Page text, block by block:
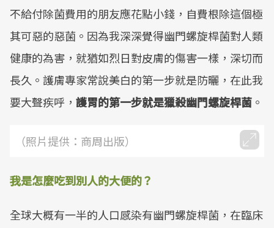
不給付除菌費用的朋友應花點小錢，自費根除這個極
其可惡的惡菌。因為我深深覺得幽門螺旋桿菌對人類
健康的為害，就猶如烈日對皮膚的傷害一樣，深切而
長久。護膚專家常說美白的第一步就是防曬，在此我
要大聲疾呼， 護胃的第一步就是獵殺幽門螺旋桿菌 。
（照片提供：商周出版）
我是怎麼吃到別人的大便的？
全球大概有一半的人口感染有幽門螺旋桿菌，在臨床